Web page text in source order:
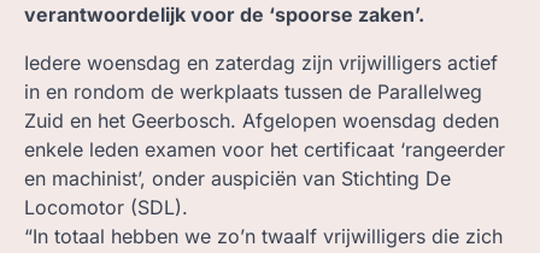
verantwoordelijk voor de ‘spoorse zaken’.
Iedere woensdag en zaterdag zijn vrijwilligers actief
in en rondom de werkplaats tussen de Parallelweg
Zuid en het Geerbosch. Afgelopen woensdag deden
enkele leden examen voor het certificaat ‘rangeerder
en machinist’, onder auspiciën van Stichting De
Locomotor (SDL).
“In totaal hebben we zo’n twaalf vrijwilligers die zich